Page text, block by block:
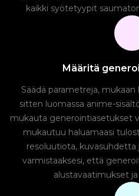
kaikki syötetyypit
Määritä
Säädä parametreja,
sitten luomassa anime-
mukauta generointiasetukset
mukautuu haluamaasi
resoluutiota,
varmistaaksesi, että
alustavaatimukset